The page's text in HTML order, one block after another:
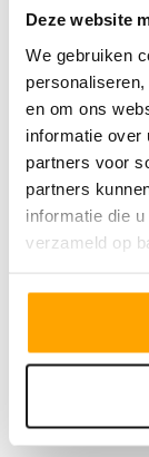
Deze website
We gebruiken
en om ons
informatie over
partners voor
partners
informatie die
verzameld op
Kenmerken:
-
- Perceel
berging en
-
voor
- 3
-
- Gasloos
Neutraal